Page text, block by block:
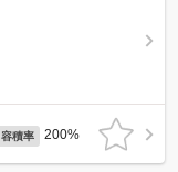
容積率 200%